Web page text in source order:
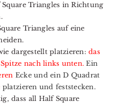
Triangles in Richtung
Triangles auf eine
dargestellt platzieren:das
nach links unten.Ein
Ecke und ein D Quadrat
platzieren und feststecken.
dass all Half Square